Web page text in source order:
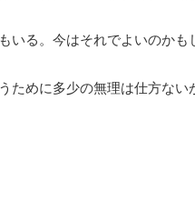
いる。今はそれでよいのか
ために多少の無理は仕方な